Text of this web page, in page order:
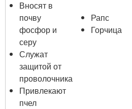
Вносят в
почву
фосфор и
серу
Служат
защитой от
проволочника
Привлекают
пчел
Рапс
Горчица